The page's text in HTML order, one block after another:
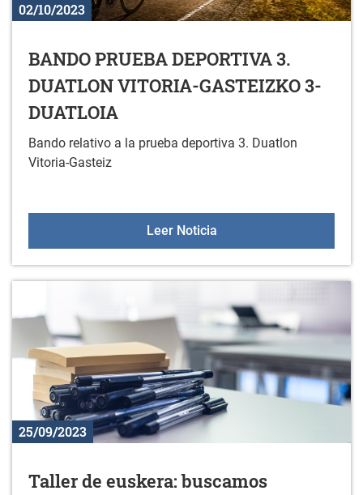
02/10/2023
BANDO PRUEBA DEPORTIVA 3.
DUATLON VITORIA-GASTEIZKO 3-
DUATLOIA
Bando relativo a la prueba deportiva 3. Duatlon
Vitoria-Gasteiz
Leer NoticiaBANDO PRUEBA
25/09/2023
Taller de euskera: buscamos